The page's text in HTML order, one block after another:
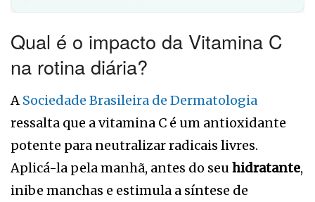
Qual é o impacto da Vitamina C
na rotina diária?
A Sociedade Brasileira de Dermatologia
ressalta que a vitamina C é um antioxidante
potente para neutralizar radicais livres.
Aplicá-la pela manhã, antes do seuhidratante,
inibe manchas e estimula a síntese de